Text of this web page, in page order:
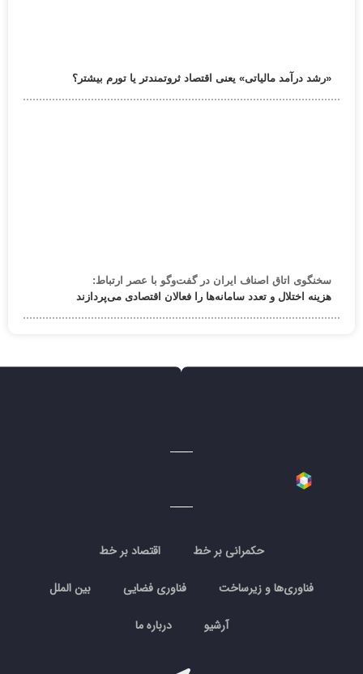
«رشد درآمد مالیاتی» یعنی اقتصاد ثروتمندتر یا تورم بیشتر؟
سخنگوی اتاق اصناف ایران در گفت‌وگو با عصر ارتباط:
هزینه اختلال و تعدد سامانه‌ها را فعالان اقتصادی می‌پردازند
حکمرانی بر خط اقتصاد بر خط
فناوری‌ها و زیرساخت فناوری فضایی بین الملل
آرشیو درباره ما